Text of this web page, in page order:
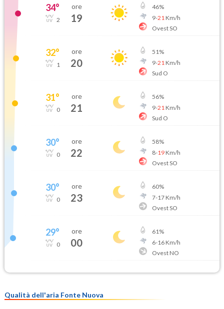
34°
2
ore
19
46%
9-21 Km/h
Ovest SO
32°
1
ore
20
51%
9-21 Km/h
Sud O
31°
0
ore
21
56%
9-21 Km/h
Sud O
30°
0
ore
22
58%
8-19Km/h
Ovest SO
30°
0
ore
23
60%
7-17Km/h
Ovest SO
29°
0
ore
00
61%
6-16Km/h
Ovest NO
Qualità dell'aria Fonte Nuova